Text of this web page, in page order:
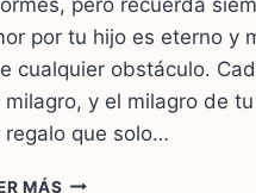
por tu hijo es eterno y
cualquier obstáculo.
milagro, y el milagro de
regalo que solo…
MÁS “LAS